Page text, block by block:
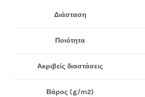
Διάσταση
Ποιότητα
Ακριβείς διαστάσεις
Βάρος (g/m2)